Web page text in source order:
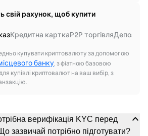
свій рахунок, щоб купити
Кредитна карткаP2P торгівляДепозит
купувати криптовалюту за допомогою
банку, з фіатною базовою
купівлі криптовалют на ваш вибір, з
верифікація KYC перед
зазвичай потрібно підготувати?